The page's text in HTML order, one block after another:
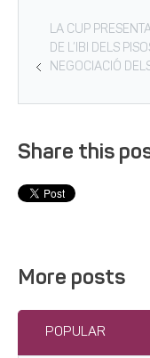
LA CUP
DE L’IBI DELS
NEGOCIACIÓ
Share this
More posts
POPULAR